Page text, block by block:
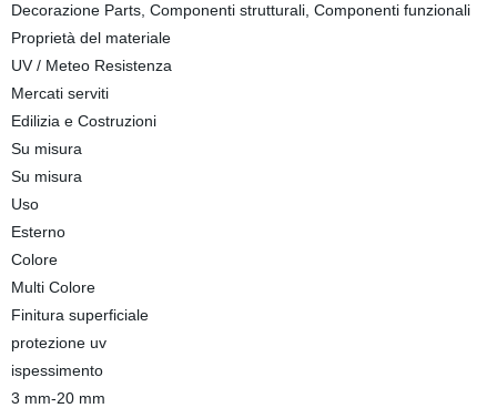
Decorazione Parts, Componenti strutturali, Componenti funzionali
Proprietà del materiale
UV / Meteo Resistenza
Mercati serviti
Edilizia e Costruzioni
Su misura
Su misura
Uso
Esterno
Colore
Multi Colore
Finitura superficiale
protezione uv
ispessimento
3 mm-20 mm